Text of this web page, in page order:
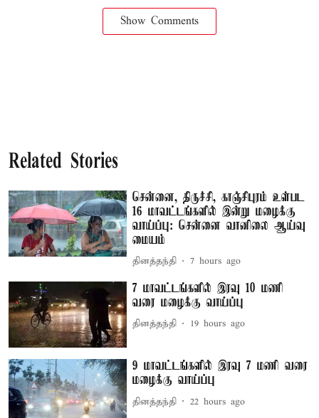
Show Comments
Related Stories
சென்னை, திருச்சி, காஞ்சிபுரம் உள்பட
16 மாவட்டங்களில் இன்று மழைக்கு
வாய்ப்பு: சென்னை வானிலை ஆய்வு
மையம்
தினத்தந்தி 7 hours ago
7 மாவட்டங்களில் இரவு 10 மணி
வரை மழைக்கு வாய்ப்பு
தினத்தந்தி 19 hours ago
9 மாவட்டங்களில் இரவு 7 மணி வரை
மழைக்கு வாய்ப்பு
தினத்தந்தி 22 hours ago